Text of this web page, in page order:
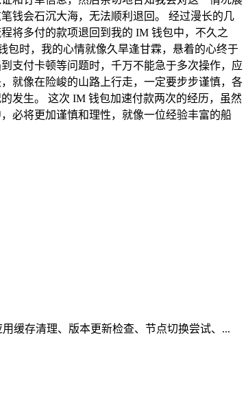
钱会石沉大海，无法顺利退回。 经过漫长的几
将多付的款项退回到我的 IM 钱包中，不久之
包时，我的心情就像久旱逢甘霖，悬着的心终于
支付卡顿等问题时，千万不能急于多次操作，应
就像在险峻的山路上行走，一定要步步谨慎，各
发生。 这次 IM 钱包加速付款两次的经历，虽然
必将更加谨慎和理性，就像一位经验丰富的船
缓存清理、版本更新检查、节点切换尝试、...